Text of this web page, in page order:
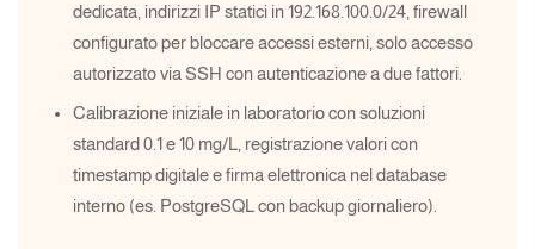
dedicata, indirizzi IP statici in 192.168.100.0/24, firewall
configurato per bloccare accessi esterni, solo accesso
autorizzato via SSH con autenticazione a due fattori.
Calibrazione iniziale in laboratorio con soluzioni
standard 0.1 e 10 mg/L, registrazione valori con
timestamp digitale e firma elettronica nel database
interno (es. PostgreSQL con backup giornaliero).